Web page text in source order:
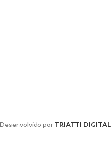
Desenvolvido por TRIATTI DIGITAL